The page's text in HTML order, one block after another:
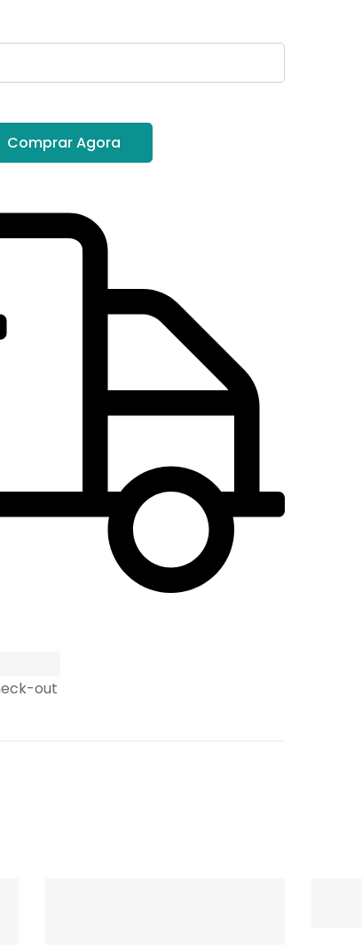
Comprar Agora
out